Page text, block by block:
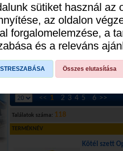
AUGUSZTUS
WEBÁRUHÁZ HÍREK
termékekben
cikkekben
szóra szóra, szótöredék
Kötelek»Általálos kötél»0,5-3 mm
<< 1 2 3 4 5 6 >>
Találatok száma: 118
TERMÉKNÉV
Kötél szett
sütiket használ az
az oldalon
forgalomelemzése, a
és a releváns
Összes elutasítása